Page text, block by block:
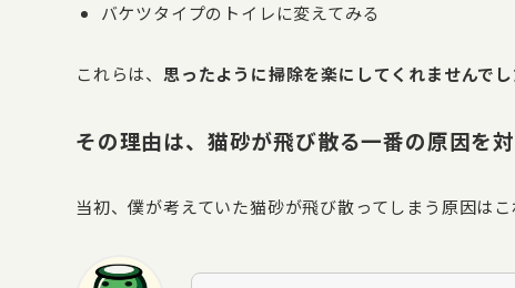
バケツタイプのトイレに変えてみる
これらは、 思ったように掃除を楽にしてくれませんでし
その理由は、猫砂が飛び散る一番の原因を
当初、僕が考えていた猫砂が飛び散ってしまう原因はこ